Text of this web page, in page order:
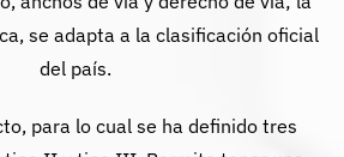
se adapta a la clasificación oficial
del país.
para lo cual se ha definido tres